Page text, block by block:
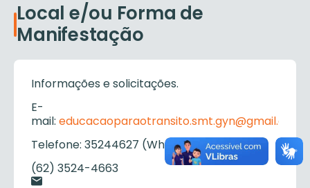
Local e/ou Forma de
Manifestação
Informações e solicitações.
E-
mail: educacaoparaotransito.smt.gyn@gmail.com
Telefone: 35244627 (WhatsApp)
(62) 3524-4663